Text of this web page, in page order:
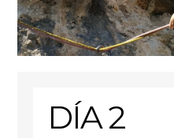
DÍA 2